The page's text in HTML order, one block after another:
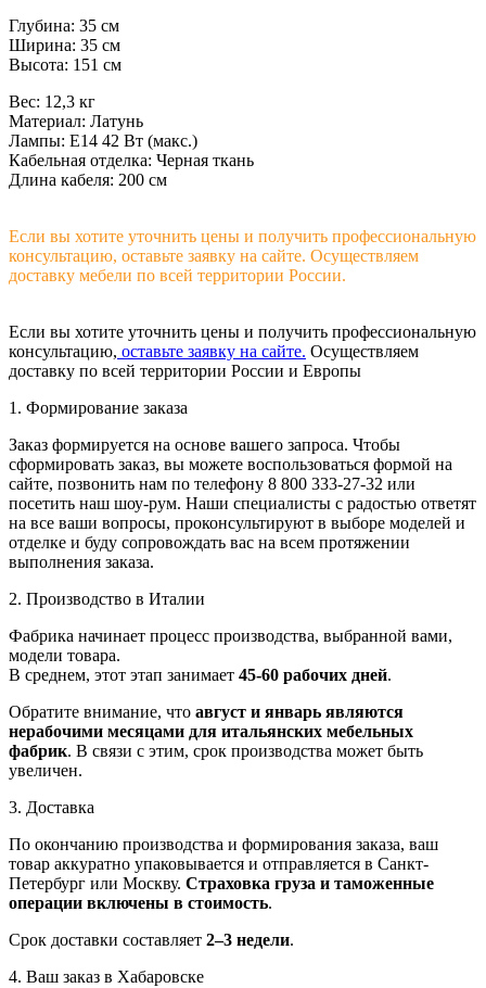
Глубина: 35 см
Ширина: 35 см
Высота: 151 см
Вес: 12,3 кг
Материал: Латунь
Лампы: E14 42 Вт (макс.)
Кабельная отделка: Черная ткань
Длина кабеля: 200 см
Если вы хотите уточнить цены и получить профессиональную
консультацию, оставьте заявку на сайте. Осуществляем
доставку мебели по всей территории России.
Если вы хотите уточнить цены и получить профессиональную
консультацию, оставьте заявку на сайте. Осуществляем
доставку по всей территории России и Европы
1. Формирование заказа
Заказ формируется на основе вашего запроса. Чтобы
сформировать заказ, вы можете воспользоваться формой на
сайте, позвонить нам по телефону 8 800 333-27-32 или
посетить наш шоу-рум. Наши специалисты с радостью ответят
на все ваши вопросы, проконсультируют в выборе моделей и
отделке и буду сопровождать вас на всем протяжении
выполнения заказа.
2. Производство в Италии
Фабрика начинает процесс производства, выбранной вами,
модели товара.
В среднем, этот этап занимает 45-60 рабочих дней.
Обратите внимание, что август и январь являются
нерабочими месяцами для итальянских мебельных
фабрик. В связи с этим, срок производства может быть
увеличен.
3. Доставка
По окончанию производства и формирования заказа, ваш
товар аккуратно упаковывается и отправляется в Санкт-
Петербург или Москву. Страховка груза и таможенные
операции включены в стоимость.
Срок доставки составляет 2–3 недели.
4. Ваш заказ в Хабаровске